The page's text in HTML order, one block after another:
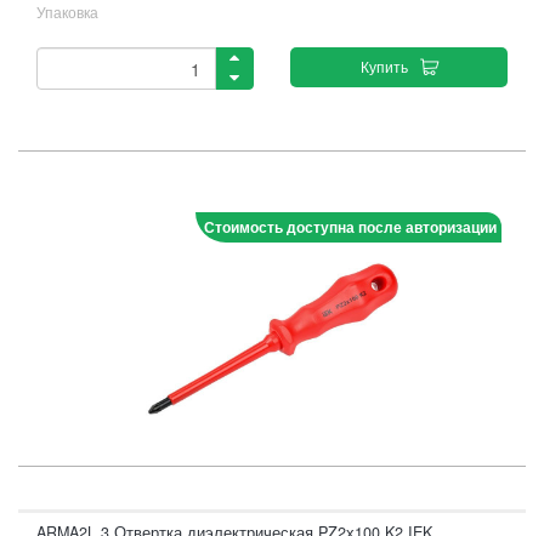
Упаковка
Купить
Стоимость доступна после авторизации